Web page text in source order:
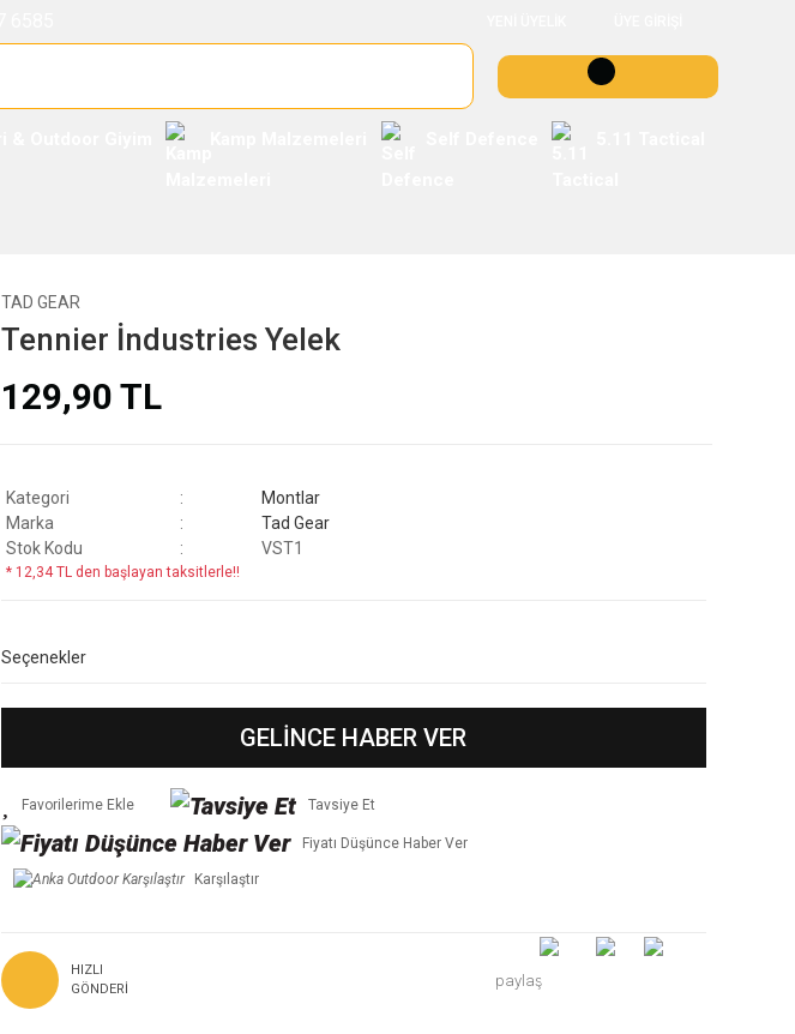
TAD GEAR
Tennier İndustries Yelek
129,90 TL
Kategori
Montlar
Marka
Tad Gear
Stok Kodu
VST1
* 12,34 TL den başlayan taksitlerle!!
Seçenekler
GELİNCE HABER VER
Tavsiye Et
Fiyatı Düşünce Haber Ver
Karşılaştır
HIZLI
GÖNDERI
paylaş